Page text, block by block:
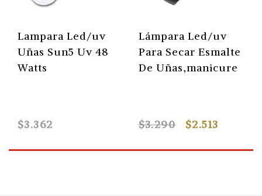
Lampara Led/uv
Uñas Sun5 Uv 48
Watts
$3.362
Lámpara Led/uv
Para Secar Esmalte
De Uñas,manicure
$3.290 $2.513